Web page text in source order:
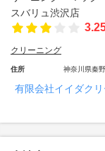
クリーニング
住所 神奈川県秦
有限会社イイダク